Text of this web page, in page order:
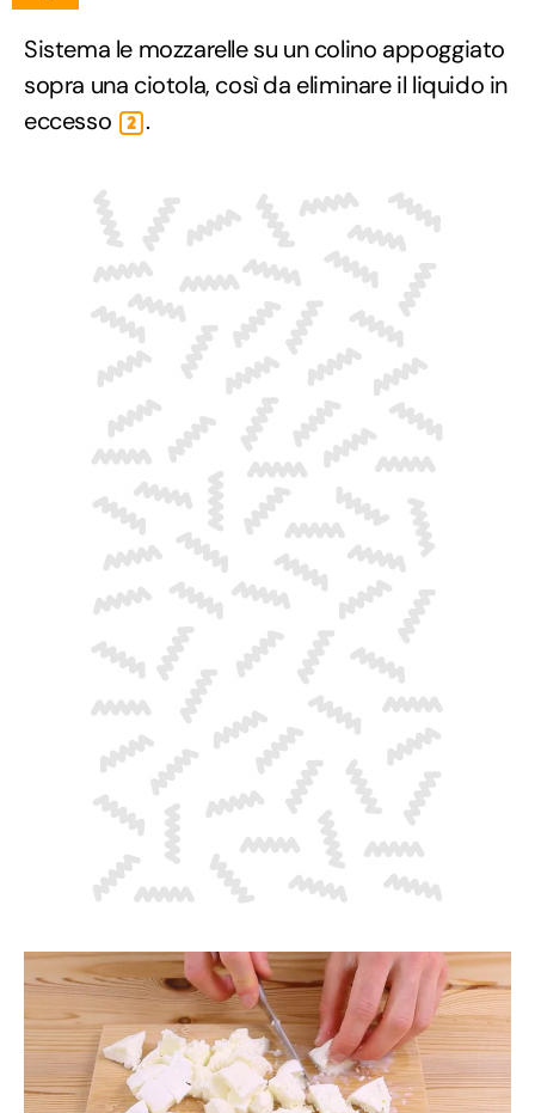
Sistema le mozzarelle su un colino appoggiato
sopra una ciotola, così da eliminare il liquido in
eccesso
2 .